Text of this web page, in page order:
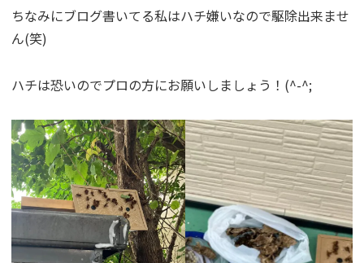
ちなみにブログ書いてる私はハチ嫌いなので駆除出来ませ
ん(笑)
ハチは恐いのでプロの方にお願いしましょう！(^-^;